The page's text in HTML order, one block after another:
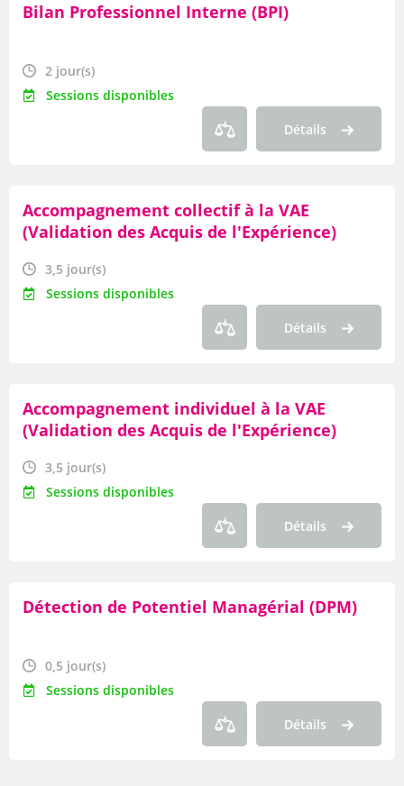
Bilan Professionnel Interne (BPI)
2 jour(s)
Sessions disponibles
Détails
Accompagnement collectif à la VAE
(Validation des Acquis de l'Expérience)
3,5 jour(s)
Sessions disponibles
Détails
Accompagnement individuel à la VAE
(Validation des Acquis de l'Expérience)
3,5 jour(s)
Sessions disponibles
Détails
Détection de Potentiel Managérial (DPM)
0,5 jour(s)
Sessions disponibles
Détails